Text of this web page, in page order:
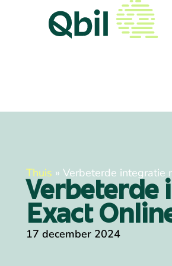
Thuis » Verbeterde integratie
Verbeterde
Exact
17 december 2024